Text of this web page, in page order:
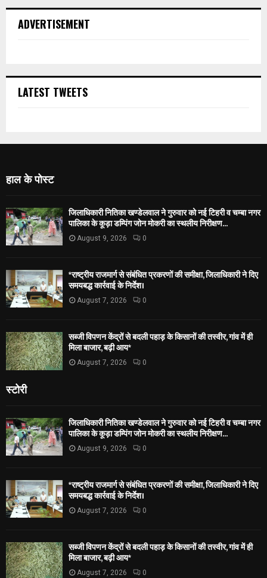
ADVERTISEMENT
LATEST TWEETS
हाल के पोस्ट
जिलाधिकारी नितिका खण्डेलवाल ने गुरुवार को नई टिहरी व चम्बा नगर
पालिका के कूड़ा डम्पिंग जोन मोकरी का स्थलीय निरीक्षण...
August 9, 2026 0
*राष्ट्रीय राजमार्ग से संबंधित प्रकरणों की समीक्षा, जिलाधिकारी ने दिए
समयबद्ध कार्रवाई के निर्देश।
August 7, 2026 0
सब्जी विपणन केंद्रों से बदली पहाड़ के किसानों की तस्वीर, गांव में ही
मिला बाजार, बढ़ी आय*
August 7, 2026 0
स्टोरी
जिलाधिकारी नितिका खण्डेलवाल ने गुरुवार को नई टिहरी व चम्बा नगर
पालिका के कूड़ा डम्पिंग जोन मोकरी का स्थलीय निरीक्षण...
August 9, 2026 0
*राष्ट्रीय राजमार्ग से संबंधित प्रकरणों की समीक्षा, जिलाधिकारी ने दिए
समयबद्ध कार्रवाई के निर्देश।
August 7, 2026 0
सब्जी विपणन केंद्रों से बदली पहाड़ के किसानों की तस्वीर, गांव में ही
मिला बाजार, बढ़ी आय*
August 7, 2026 0